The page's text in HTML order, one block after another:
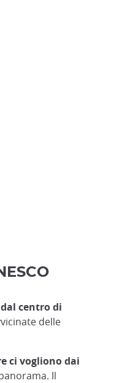
centro di
delle
ci vogliono dai
Il